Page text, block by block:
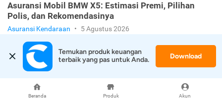
Beranda Produk Akun
Asuransi Mobil BMW X5: Estimasi Premi, Pilihan
Polis, dan Rekomendasinya
Asuransi Kendaraan • 5 Agustus 2026
Asuransi Mobil BMW X7: Cara Tepat Melindungi SUV
Flagship Kamu
Asuransi Kendaraan
Asuransi Mobil BMW Z4: Hitungan Tarif Premi, Opsi
Temukan produk keuangan
terbaik yang pas untuk Anda.
Download